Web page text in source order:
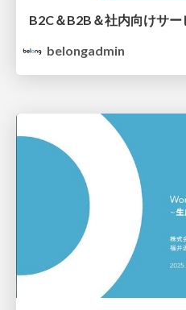
belongadmin